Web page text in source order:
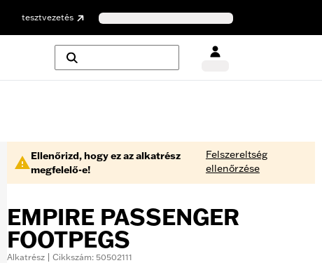
tesztvezetés
Ellenőrizd, hogy ez az alkatrész
megfelelő-e!
Felszereltség
ellenőrzése
EMPIRE PASSENGER
FOOTPEGS
Alkatrész | Cikkszám: 50502111